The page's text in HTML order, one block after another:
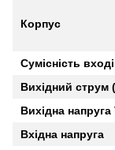
Корпус
Сумісність
Вихідний струм
Вихідна напруга
Вхідна напруга